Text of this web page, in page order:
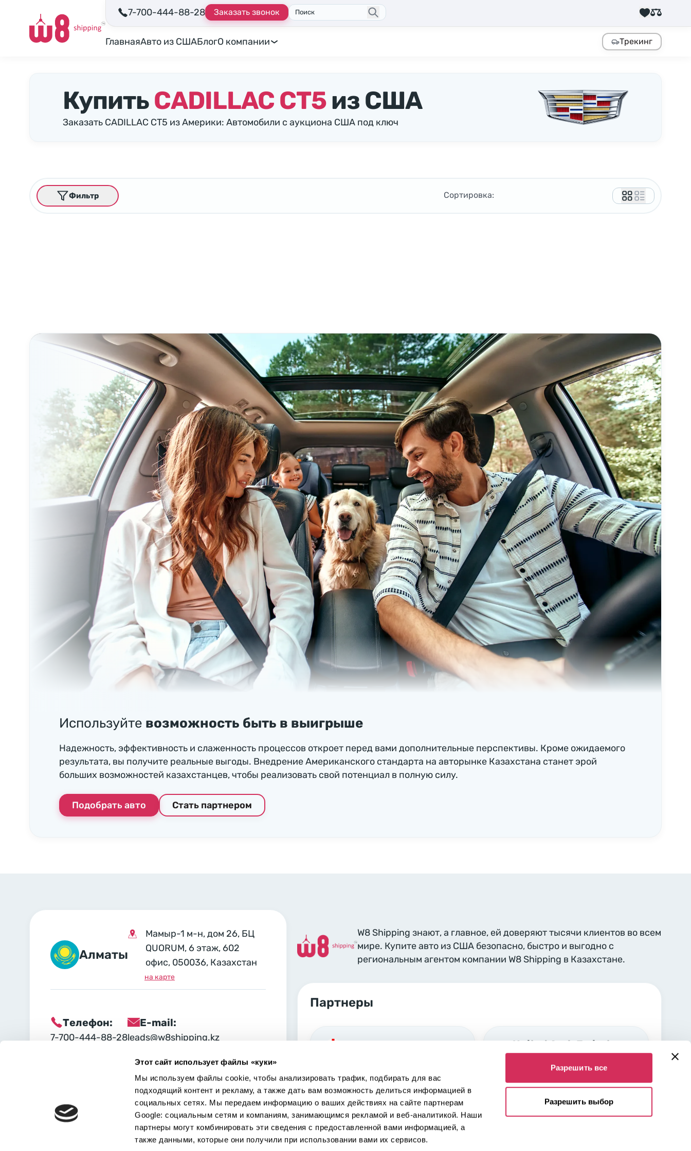
Этот сайт использует файлы «куки»
Мы используем файлы cookie, чтобы анализировать трафик, подбирать для вас
подходящий контент и рекламу, а также дать вам возможность делиться информацией в
социальных сетях. Мы передаем информацию о ваших действиях на сайте партнерам
Google: социальным сетям и компаниям, занимающимся рекламой и веб-аналитикой. Наши
партнеры могут комбинировать эти сведения с предоставленной вами информацией, а
также данными, которые они получили при использовании вами их сервисов.
Разрешить все
Разрешить выбор
7-700-444-88-28 Заказать звонок Поиск
ГлавнаяАвто из СШАБлогО компании Трекинг
КупитьCADILLAC CT5из США
Заказать CADILLAC CT5 из Америки: Автомобили с аукциона США под ключ
Сортировка:
Фильтр
Используйте возможность быть в выигрыше
Надежность, эффективность и слаженность процессов откроет перед вами дополнительные перспективы. Кроме ожидаемого
результата, вы получите реальные выгоды. Внедрение Американского стандарта на авторынке Казахстана станет эрой
больших возможностей казахстанцев, чтобы реализовать свой потенциал в полную силу.
Подобрать авто Стать партнером
Алматы
Мамыр-1 м-н, дом 26, БЦ
QUORUM, 6 этаж, 602
офис, 050036, Казахстан
на карте
Телефон:
7-700-444-88-28
E-mail:
leads@w8shipping.kz
Социальные сети:
W8 Shipping знают, а главное, ей доверяют тысячи клиентов во всем
мире. Купите авто из США безопасно, быстро и выгодно с
региональным агентом компании W8 Shipping в Казахстане.
Партнеры
United Arab Emirates,
Industrial area Nr. 5 Sharjah,
00000
USA, Los Angeles